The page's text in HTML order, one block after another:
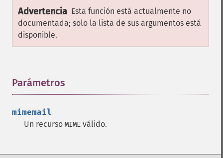
Advertencia Esta función está actualmente no
documentada; solo la lista de sus argumentos está
disponible.
Parámetros
mimemail
Un recurso MIME válido.